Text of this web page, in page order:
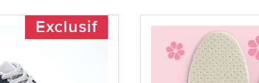
Exclusif